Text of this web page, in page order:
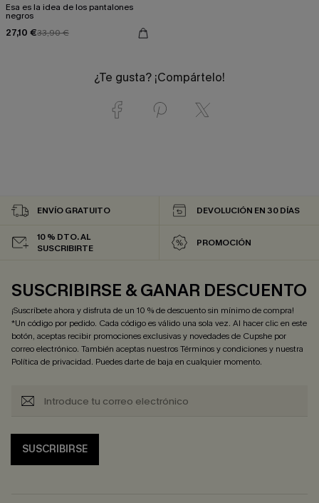
Esa es la idea de los pantalones
negros
27,10 €33,90 €
¿Te gusta? ¡Compártelo!
ENVÍO GRATUITO DEVOLUCIÓN EN 30 DÍAS
10 % DTO. AL
SUSCRIBIRTE
PROMOCIÓN
SUSCRIBIRSE & GANAR DESCUENTO
¡Suscríbete ahora y disfruta de un 10 % de descuento sin mínimo de compra!
*Un código por pedido. Cada código es válido una sola vez. Al hacer clic en este
botón, aceptas recibir promociones exclusivas y novedades de Cupshe por
correo electrónico. También aceptas nuestrosTérminos y condicionesy nuestra
Política de privacidad. Puedes darte de baja en cualquier momento.
SUSCRIBIRSE